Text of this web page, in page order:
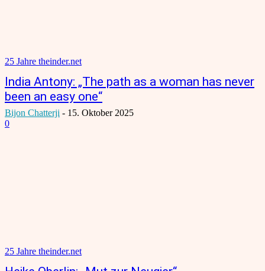
25 Jahre theinder.net
India Antony: „The path as a woman has never
been an easy one“
Bijon Chatterji - 15. Oktober 2025
0
25 Jahre theinder.net